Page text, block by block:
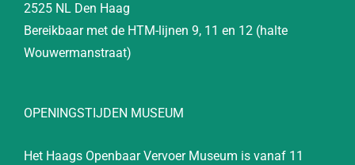
2525 NL Den Haag
Bereikbaar met de HTM-lijnen 9, 11 en 12 (halte
Wouwermanstraat)
OPENINGSTIJDEN MUSEUM
Het Haags Openbaar Vervoer Museum is vanaf 11